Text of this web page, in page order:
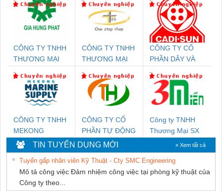
CÔNG TY TNHH
THƯƠNG MẠI
THUẬT ĐIỆN CƠ
GIA HƯNG PHÁT
CÔNG TY TNHH
THƯƠNG MẠI
NAM
CÔNG TY CỔ
PHẦN DÂY VÀ
THƯỢNG ĐÌNH
CÔNG TY TNHH
MEKONG
MARINE SUPPLY
CÔNG TY CỔ
PHẦN TỰ ĐỘNG
TIẾN HƯNG
Công ty TNHH
Thương Mại SX
TIN TUYỂN DỤNG MỚI » Xem tất cả
Tuyển gấp nhân viên Kỹ Thuật - Cty SMC Engineering
Mô tả công việc Đảm nhiệm công việc tại phòng kỹ thuật của
Công ty theo...